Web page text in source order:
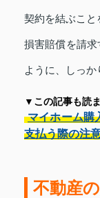
契約を結ぶこと
損害賠償を請
ように、しっか
▼この記事も読
マイホーム購
支払う際の注
不動産